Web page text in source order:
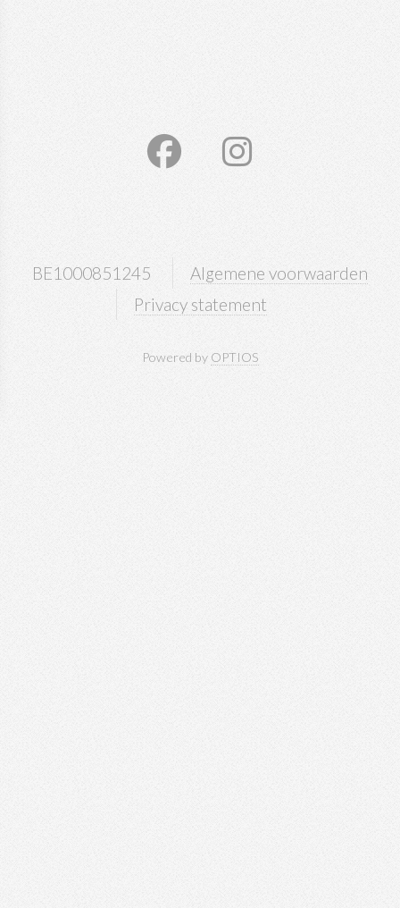
BE1000851245
Algemene voorwaarden
Privacy statement
Powered by OPTIOS